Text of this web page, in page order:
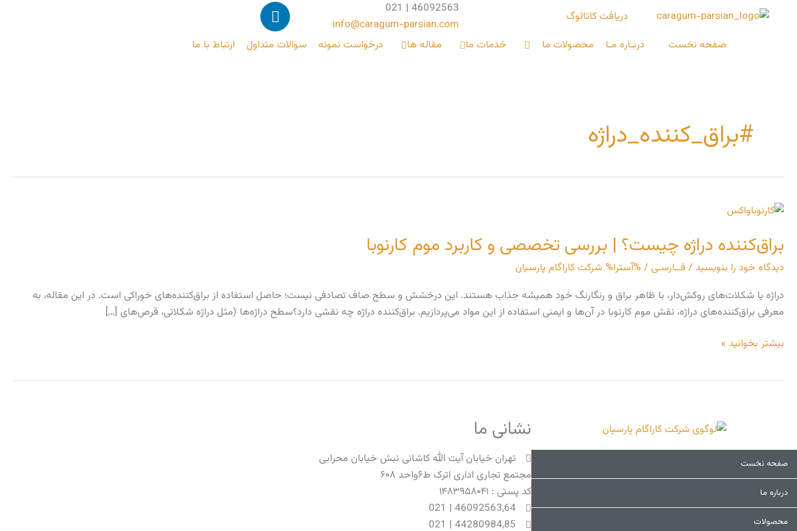
دریافت کاتالوگ
46092563 | 021
info@caragum-parsian.com
L
i
n
k صفحه نخست دربـاره مـا محصولات ما خدمات ما مقاله ها درخواست نمونه سوالات متداول ارتباط با ما
#براق_کننده_دراژه
براق‌کننده دراژه چیست؟ | بررسی تخصصی و کاربرد موم کارنوبا
دیدگاه‌ خود را بنویسید / فــارسـی/ %آسترا% شرکت کاراگام پارسیان
دراژه یا شکلات‌های روکش‌دار، با ظاهر براق و رنگارنگ خود همیشه جذاب هستند. این درخشش و سطح صاف تصادفی نیست؛ حاصل استفاده از براق‌کننده‌های خوراکی است. در این مقاله، به
معرفی براق‌کننده‌های دراژه، نقش موم کارنوبا در آن‌ها و ایمنی استفاده از این مواد می‌پردازیم. براق‌کننده دراژه چه نقشی دارد؟سطح دراژه‌ها (مثل دراژه شکلاتی، قرص‌های […]
براق‌کننده
چیست؟
بررسی
تخصصی
و
موم
بیشتر بخوانید »
صفحه نخست
درباره ما
محصولات
نشانی ما
تهران خیابان آیت الله کاشانی نبش خیابان محرابی
مجتمع تجاری اداری اترک ط۶واحد ۶۰۸
کد پستی : ۱۴۸۳۹۵۸۰۴۱
46092563,64 | 021
44280984,85 | 021